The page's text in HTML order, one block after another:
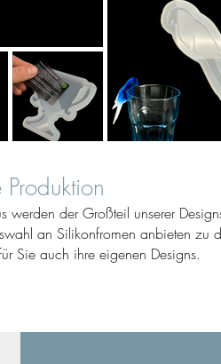
Produktion
werden der Großteil unserer
an Silikonfromen anbieten zu
Sie auch ihre eigenen Designs.